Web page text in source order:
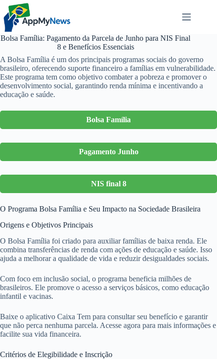
Pular
para
conteúdo
Bolsa Família: Pagamento da Parcela de Junho para NIS Final
8 e Benefícios Essenciais
A Bolsa Família é um dos principais programas sociais do governo
brasileiro, oferecendo suporte financeiro a famílias em vulnerabilidade.
Este programa tem como objetivo combater a pobreza e promover o
desenvolvimento social, garantindo renda mínima e incentivando a
educação e saúde.
Bolsa Família
Pagamento Junho
NIS final 8
O Programa Bolsa Família e Seu Impacto na Sociedade Brasileira
Origens e Objetivos Principais
O Bolsa Família foi criado para auxiliar famílias de baixa renda. Ele
combina transferências de renda com ações de educação e saúde. Isso
ajuda a melhorar a qualidade de vida e reduzir desigualdades sociais.
Com foco em inclusão social, o programa beneficia milhões de
brasileiros. Ele promove o acesso a serviços básicos, como educação
infantil e vacinas.
Baixe o aplicativo Caixa Tem para consultar seu benefício e garantir
que não perca nenhuma parcela. Acesse agora para mais informações e
facilite sua vida financeira.
Critérios de Elegibilidade e Inscrição